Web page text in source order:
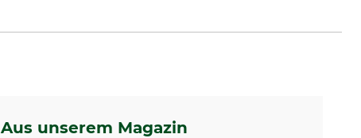
Aus unserem Magazin